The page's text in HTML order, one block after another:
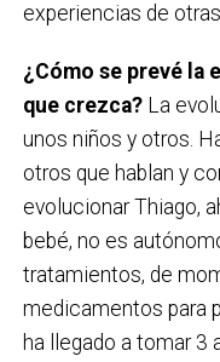
experiencias de
¿Cómo se prevé la
que crezca?La
unos niños y otros.
otros que hablan y
evolucionar Thiago,
bebé, no es
tratamientos, de
medicamentos para
ha llegado a tomar 3